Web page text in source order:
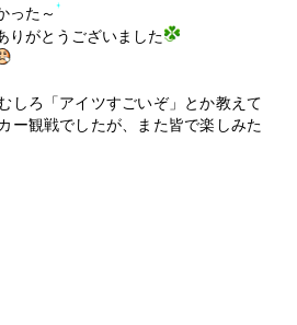
った～
りがとうございました
しろ「アイツすごいぞ」とか教えて
ー観戦でしたが、また皆で楽しみた